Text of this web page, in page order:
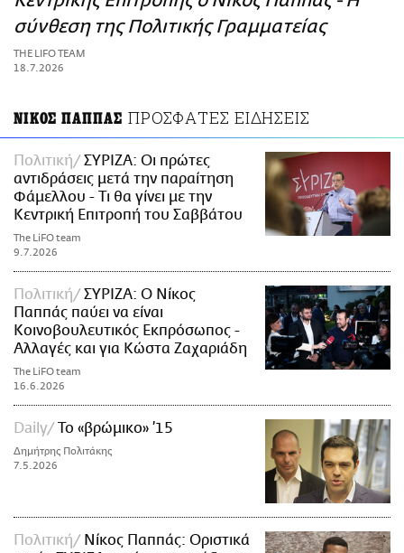
ΑΜΠΑ
PRINT
σύνθεση της Πολιτικής Γραμματείας
THE LIFO TEAM
18.7.2026
ΝΙΚΟΣ ΠΑΠΠΑΣ ΠΡΟΣΦΑΤΕΣ ΕΙΔΗΣΕΙΣ
Πολιτική
ΣΥΡΙΖΑ: Οι πρώτες
αντιδράσεις μετά την παραίτηση
Φάμελλου - Τι θα γίνει με την
Κεντρική Επιτροπή του Σαββάτου
The LiFO team
9.7.2026
Πολιτική
ΣΥΡΙΖΑ: Ο Νίκος
Παππάς παύει να είναι
Κοινοβουλευτικός Εκπρόσωπος -
Αλλαγές και για Κώστα Ζαχαριάδη
The LiFO team
16.6.2026
Daily Το «βρώμικο» ’15
Δημήτρης Πολιτάκης
7.5.2026
Πολιτική
Νίκος Παππάς: Οριστικά